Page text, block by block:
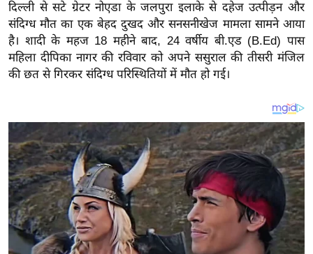
रा
य
ब
ज
ल
क्रि
के
ट
I
P
L
दिल्ली से सटे ग्रेटर नोएडा के जलपुरा इलाके से दहेज उत्पीड़न और
संदिग्ध मौत का एक बेहद दुखद और सनसनीखेज मामला सामने आया
है। शादी के महज 18 महीने बाद, 24 वर्षीय बी.एड (B.Ed) पास
महिला दीपिका नागर की रविवार को अपने ससुराल की तीसरी मंजिल
की छत से गिरकर संदिग्ध परिस्थितियों में मौत हो गई।